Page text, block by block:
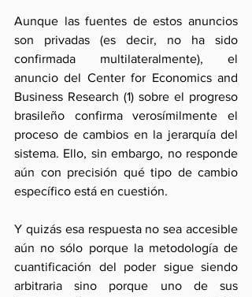
Aunque las fuentes de estos anuncios
son privadas (es decir, no ha sido
confirmada multilateralmente), el
anuncio del Center for Economics and
Business Research (1) sobre el progreso
brasileño confirma verosímilmente el
proceso de cambios en la jerarquía del
sistema. Ello, sin embargo, no responde
aún con precisión qué tipo de cambio
específico está en cuestión.
Y quizás esa respuesta no sea accesible
aún no sólo porque la metodología de
cuantificación del poder sigue siendo
arbitraria sino porque uno de sus